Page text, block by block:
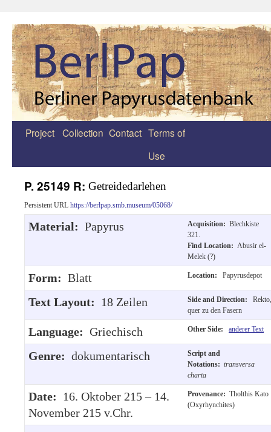
Zum
Project Collection Contact Terms of
Use
P. 25149 R: Getreidedarlehen
Persistent URL https://berlpap.smb.museum/05068/
Material: Papyrus Acquisition: Blechkiste
321.
Find Location: Abusir el-
Melek (?)
Form: Blatt Location: Papyrusdepot
Text Layout: 18 Zeilen Side and Direction:
Rekto,
quer zu den Fasern
Language: Griechisch Other Side: anderer Text
Genre: dokumentarisch
Script and
Notations: transversa
charta
Date: 16. Oktober 215 – 14.
November 215 v.Chr.
Provenance: Tholthis Kato
(Oxyrhynchites)